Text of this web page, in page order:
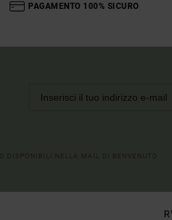
PAGAMENTO 100% SICURO